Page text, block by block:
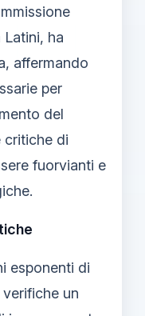
Latini, ha
affermando
per
del
critiche di
fuorvianti e
esponenti di
un